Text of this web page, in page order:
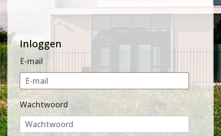
Inloggen
E-mail
Wachtwoord